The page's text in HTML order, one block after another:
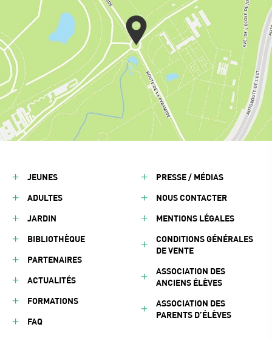
JEUNES
ADULTES
JARDIN
BIBLIOTHÈQUE
PARTENAIRES
ACTUALITÉS
FORMATIONS
FAQ
PRESSE / MÉDIAS
NOUS CONTACTER
MENTIONS LÉGALES
CONDITIONS GÉNÉRALES
DE VENTE
ASSOCIATION DES
ANCIENS ÉLÈVES
ASSOCIATION DES
PARENTS D’ÉLÈVES